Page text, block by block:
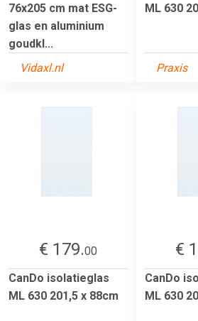
76x205 cm mat ESG-
glas en aluminium
goudkl...
Vidaxl.nl
ML 630
Praxis
€ 179.00
CanDo isolatieglas
ML 630 201,5 x 88cm
€
CanDo
ML 630